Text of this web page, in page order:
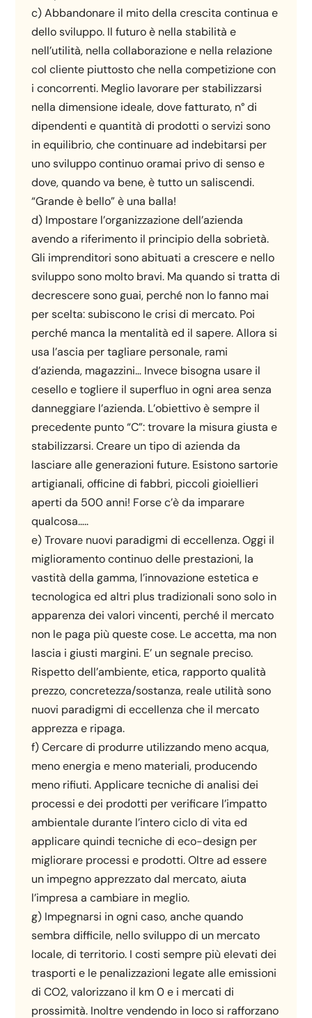
c) Abbandonare il mito della crescita continua e
dello sviluppo. Il futuro è nella stabilità e
nell’utilità, nella collaborazione e nella relazione
col cliente piuttosto che nella competizione con
i concorrenti. Meglio lavorare per stabilizzarsi
nella dimensione ideale, dove fatturato, n° di
dipendenti e quantità di prodotti o servizi sono
in equilibrio, che continuare ad indebitarsi per
uno sviluppo continuo oramai privo di senso e
dove, quando va bene, è tutto un saliscendi.
“Grande è bello” è una balla!
d) Impostare l’organizzazione dell’azienda
avendo a riferimento il principio della sobrietà.
Gli imprenditori sono abituati a crescere e nello
sviluppo sono molto bravi. Ma quando si tratta di
decrescere sono guai, perché non lo fanno mai
per scelta: subiscono le crisi di mercato. Poi
perché manca la mentalità ed il sapere. Allora si
usa l’ascia per tagliare personale, rami
d’azienda, magazzini… Invece bisogna usare il
cesello e togliere il superfluo in ogni area senza
danneggiare l’azienda. L’obiettivo è sempre il
precedente punto “C”: trovare la misura giusta e
stabilizzarsi. Creare un tipo di azienda da
lasciare alle generazioni future. Esistono sartorie
artigianali, officine di fabbri, piccoli gioiellieri
aperti da 500 anni! Forse c’è da imparare
qualcosa…..
e) Trovare nuovi paradigmi di eccellenza. Oggi il
miglioramento continuo delle prestazioni, la
vastità della gamma, l’innovazione estetica e
tecnologica ed altri plus tradizionali sono solo in
apparenza dei valori vincenti, perché il mercato
non le paga più queste cose. Le accetta, ma non
lascia i giusti margini. E’ un segnale preciso.
Rispetto dell’ambiente, etica, rapporto qualità
prezzo, concretezza/sostanza, reale utilità sono
nuovi paradigmi di eccellenza che il mercato
apprezza e ripaga.
f) Cercare di produrre utilizzando meno acqua,
meno energia e meno materiali, producendo
meno rifiuti. Applicare tecniche di analisi dei
processi e dei prodotti per verificare l’impatto
ambientale durante l’intero ciclo di vita ed
applicare quindi tecniche di eco-design per
migliorare processi e prodotti. Oltre ad essere
un impegno apprezzato dal mercato, aiuta
l’impresa a cambiare in meglio.
g) Impegnarsi in ogni caso, anche quando
sembra difficile, nello sviluppo di un mercato
locale, di territorio. I costi sempre più elevati dei
trasporti e le penalizzazioni legate alle emissioni
di CO2, valorizzano il km 0 e i mercati di
prossimità. Inoltre vendendo in loco si rafforzano